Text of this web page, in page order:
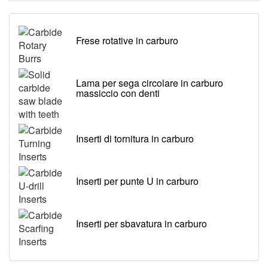
Frese rotative in carburo
Lama per sega circolare in carburo
massiccio con denti
Inserti di tornitura in carburo
Inserti per punte U in carburo
Inserti per sbavatura in carburo